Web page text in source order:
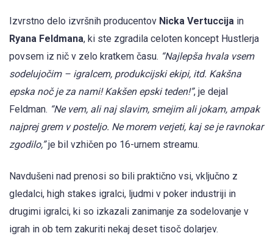
Izvrstno delo izvršnih producentov Nicka Vertuccija in
Ryana Feldmana, ki ste zgradila celoten koncept Hustlerja
povsem iz nič v zelo kratkem času. “Najlepša hvala vsem
sodelujočim – igralcem, produkcijski ekipi, itd. Kakšna
epska noč je za nami! Kakšen epski teden!”, je dejal
Feldman. “Ne vem, ali naj slavim, smejim ali jokam, ampak
najprej grem v posteljo. Ne morem verjeti, kaj se je ravnokar
zgodilo,”je bil vzhičen po 16-urnem streamu.
Navdušeni nad prenosi so bili praktično vsi, vključno z
gledalci, high stakes igralci, ljudmi v poker industriji in
drugimi igralci, ki so izkazali zanimanje za sodelovanje v
igrah in ob tem zakuriti nekaj deset tisoč dolarjev.